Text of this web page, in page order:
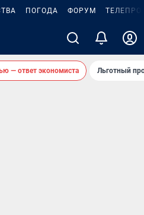
ПОГОДА ФОРУМ
— ответ экономиста Льготный